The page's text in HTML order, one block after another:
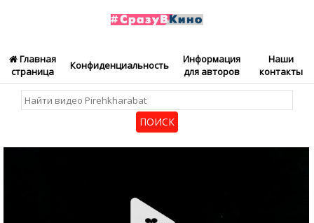
Главная
страница
Конфиденциальность
Информация
для авторов
Наши
контакты